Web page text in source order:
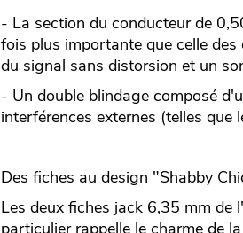
- La section du conducteur de
fois plus importante que celle
du signal sans distorsion et un
- Un double blindage composé
interférences externes (telles que
Des fiches au design "Shabby
Les deux fiches jack 6,35 mm de
particulier rappelle le charme de